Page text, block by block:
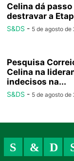
Celina dá
destravar a
S&DS - 5 de agosto de
Pesquisa
Celina na
indecisos na...
S&DS - 5 de agosto de